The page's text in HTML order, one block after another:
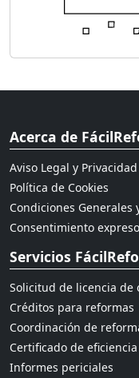
Acerca de
Aviso Legal y Privacidad
Política de Cookies
Condiciones Generales
Consentimiento
Servicios
Solicitud de licencia de
Créditos para reformas
Coordinación de
Certificado de
Informes periciales